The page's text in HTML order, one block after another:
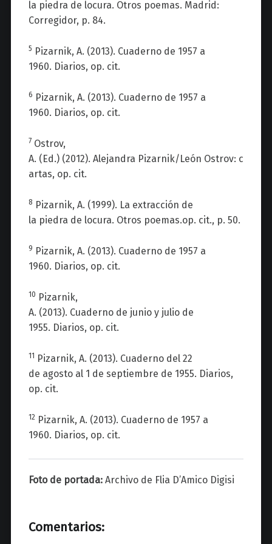
la piedra de locura. Otros poemas. Madrid:
Corregidor, p. 84.
5 Pizarnik, A. (2013). Cuadernode 1957 a
1960. Diarios, op. cit.
6 Pizarnik, A. (2013). Cuadernode 1957 a
1960. Diarios, op. cit.
7 Ostrov,
A. (Ed.) (2012). Alejandra Pizarnik/León Ostrov: c
artas, op. cit.
8 Pizarnik, A. (1999). La extracción de
la piedra de locura. Otros poemas.op. cit., p. 50.
9 Pizarnik, A. (2013). Cuadernode 1957 a
1960. Diarios, op. cit.
10 Pizarnik,
A. (2013). Cuadernode junioy juliode
1955. Diarios, op. cit.
11 Pizarnik, A. (2013). Cuadernodel 22
de agostoal 1 de septiembre de 1955. Diarios,
op. cit.
12 Pizarnik, A. (2013). Cuadernode 1957 a
1960. Diarios, op. cit.
Foto de portada:Archivo de Flia D’Amico Digisi
Comentarios: